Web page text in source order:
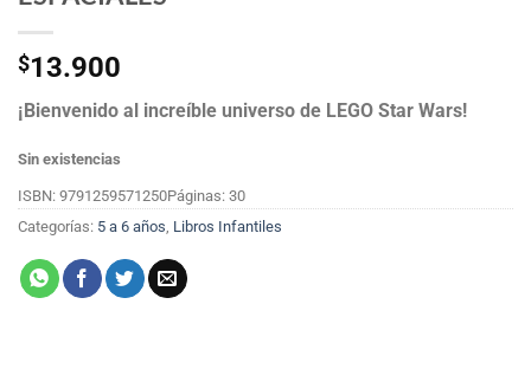
$13.900
¡Bienvenido al increíble universo de LEGO Star Wars!
Sin existencias
ISBN: 9791259571250Páginas: 30
Categorías: 5 a 6 años Libros Infantiles